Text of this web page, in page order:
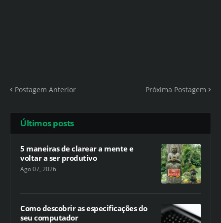
Postagem Anterior Próxima Postagem
Últimos posts
5 maneiras de clarear a mente e
voltar a ser produtivo
Ago 07, 2026
Como descobrir as especificações do
seu computador